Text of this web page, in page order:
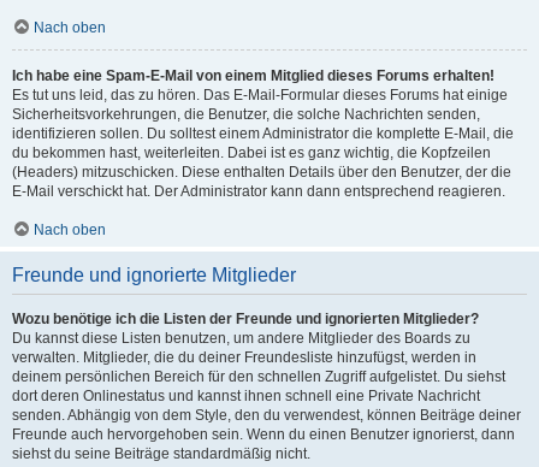
Nach oben
Ich habe eine Spam-E-Mail von einem Mitglied dieses Forums erhalten!
Es tut uns leid, das zu hören. Das E-Mail-Formular dieses Forums hat einige
Sicherheitsvorkehrungen, die Benutzer, die solche Nachrichten senden,
identifizieren sollen. Du solltest einem Administrator die komplette E-Mail, die
du bekommen hast, weiterleiten. Dabei ist es ganz wichtig, die Kopfzeilen
(Headers) mitzuschicken. Diese enthalten Details über den Benutzer, der die
E-Mail verschickt hat. Der Administrator kann dann entsprechend reagieren.
Nach oben
Freunde und ignorierte Mitglieder
Wozu benötige ich die Listen der Freunde und ignorierten Mitglieder?
Du kannst diese Listen benutzen, um andere Mitglieder des Boards zu
verwalten. Mitglieder, die du deiner Freundesliste hinzufügst, werden in
deinem persönlichen Bereich für den schnellen Zugriff aufgelistet. Du siehst
dort deren Onlinestatus und kannst ihnen schnell eine Private Nachricht
senden. Abhängig von dem Style, den du verwendest, können Beiträge deiner
Freunde auch hervorgehoben sein. Wenn du einen Benutzer ignorierst, dann
siehst du seine Beiträge standardmäßig nicht.